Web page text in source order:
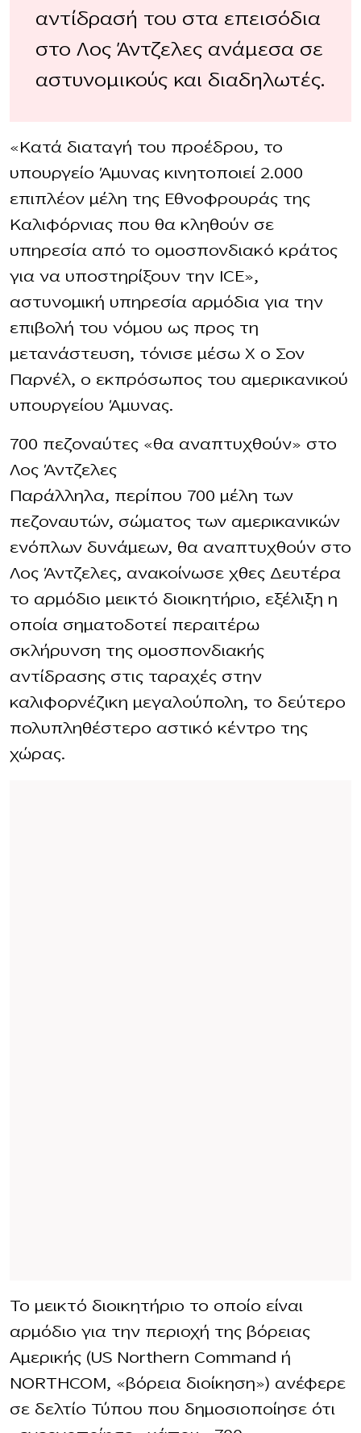
αντίδρασή του στα επεισόδια
στο Λος Άντζελες ανάμεσα σε
αστυνομικούς και διαδηλωτές.
«Κατά διαταγή του προέδρου, το
υπουργείο Άμυνας κινητοποιεί 2.000
επιπλέον μέλη της Εθνοφρουράς της
Καλιφόρνιας που θα κληθούν σε
υπηρεσία από το ομοσπονδιακό κράτος
για να υποστηρίξουν την ICE»,
αστυνομική υπηρεσία αρμόδια για την
επιβολή του νόμου ως προς τη
μετανάστευση, τόνισε μέσω X ο Σον
Παρνέλ, ο εκπρόσωπος του αμερικανικού
υπουργείου Άμυνας.
700 πεζοναύτες «θα αναπτυχθούν» στο
Λος Άντζελες
Παράλληλα, περίπου 700 μέλη των
πεζοναυτών, σώματος των αμερικανικών
ενόπλων δυνάμεων, θα αναπτυχθούν στο
Λος Άντζελες, ανακοίνωσε χθες Δευτέρα
το αρμόδιο μεικτό διοικητήριο, εξέλιξη η
οποία σηματοδοτεί περαιτέρω
σκλήρυνση της ομοσπονδιακής
αντίδρασης στις ταραχές στην
καλιφορνέζικη μεγαλούπολη, το δεύτερο
πολυπληθέστερο αστικό κέντρο της
χώρας.
Το μεικτό διοικητήριο το οποίο είναι
αρμόδιο για την περιοχή της βόρειας
Αμερικής (US Northern Command ή
NORTHCOM, «βόρεια διοίκηση») ανέφερε
σε δελτίο Τύπου που δημοσιοποίησε ότι